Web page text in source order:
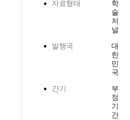
자료형태
학
술
저
널
발행국
대
한
민
국
간기
부
정
기
간